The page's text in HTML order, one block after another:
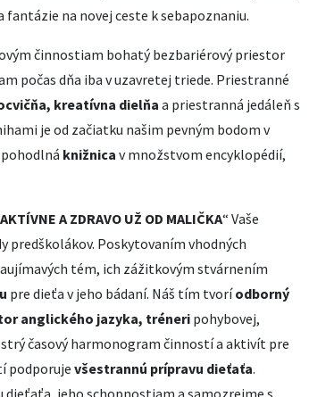
na novej ceste k sebapoznaniu.
činnostiam bohatý bezbariérový priestor
počas dňa iba v uzavretej triede. Priestranné
kreatívna dielňaa priestranná jedáleň s
je od začiatku našim pevným bodom v
knižnica v množstvom encyklopédií,
AKTÍVNE A ZDRAVO UŽ OD MALIČKA“ Vaše
predškolákov. Poskytovaním vhodných
tém, ich zážitkovým stvárnením
pre dieťa v jeho bádaní. Náš tím tvoríodborný
anglického jazyka, tréneri pohybovej,
časový harmonogram činností a aktivít pre
podporuje všestrannú prípravu dieťaťa.
jeho schopnostiam a samozrejme s